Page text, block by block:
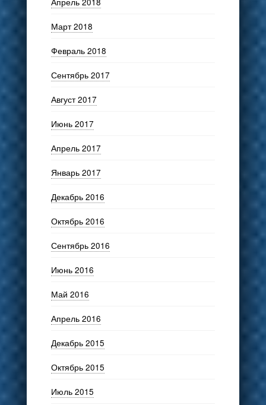
Март 2018
Февраль 2018
Сентябрь 2017
Август 2017
Июнь 2017
Апрель 2017
Январь 2017
Декабрь 2016
Октябрь 2016
Сентябрь 2016
Июнь 2016
Май 2016
Апрель 2016
Декабрь 2015
Октябрь 2015
Июль 2015